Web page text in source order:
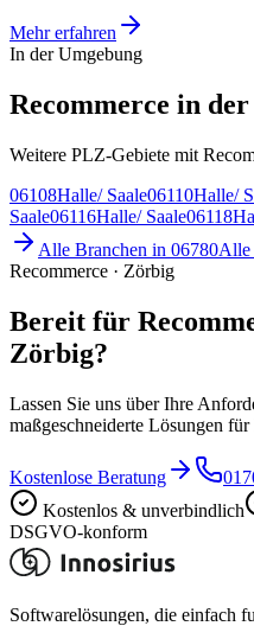
Mehr erfahren
In der Umgebung
Recommerce in
Weitere PLZ-Gebiete mit
06108Halle/ Saale06110Halle/
Saale06116Halle/ Saale06118
Alle Branchen in 06780Alle
Recommerce · Zörbig
Bereit für
Zörbig?
Lassen Sie uns über Ihre
maßgeschneiderte Lösungen
Kostenlose Beratung
Kostenlos & unverbindlich
DSGVO-konform
Softwarelösungen, die einfach